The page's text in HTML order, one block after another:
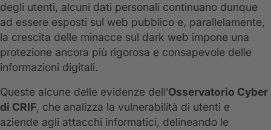
degli utenti, alcuni dati personali continuano dunque
ad essere esposti sul web pubblico e, parallelamente,
la crescita delle minacce sul dark web impone una
protezione ancora più rigorosa e consapevole delle
informazioni digitali.
Queste alcune delle evidenze dell’Osservatorio Cyber
di CRIF, che analizza la vulnerabilità di utenti e
aziende agli attacchi informatici, delineando le